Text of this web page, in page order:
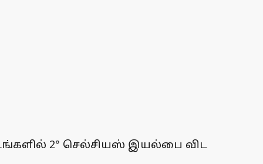
2° செல்சியஸ் இயல்பை விட